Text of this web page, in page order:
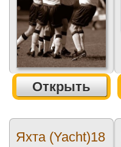
Открыть
Яхта (Yacht)18